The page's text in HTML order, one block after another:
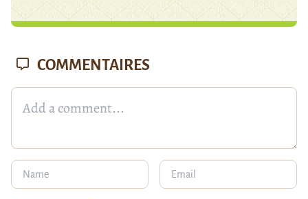
COMMENTAIRES